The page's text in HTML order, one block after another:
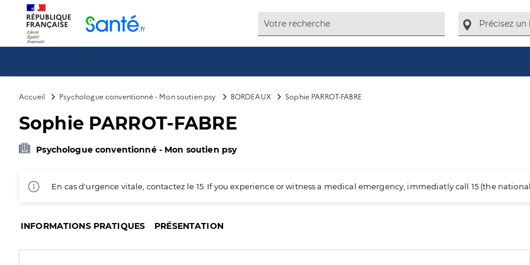
Accueil Psychologue conventionné - Mon soutien psy BORDEAUX Sophie PARROT-FABRE
Sophie PARROT-FABRE
Psychologue conventionné - Mon soutien psy
En cas d'urgence vitale, contactez le 15. If you experience or witness a medical emergency, immediatly call 15 (the
INFORMATIONS PRATIQUES PRÉSENTATION
Panneau de gestion des cookies